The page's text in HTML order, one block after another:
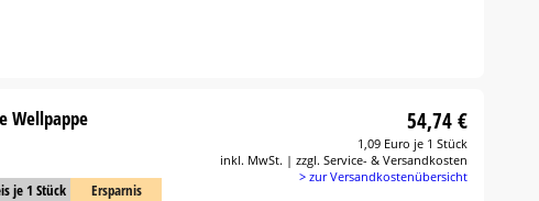
Wellpappe
je 1 Stück
Ersparnis
54,74 €
1,09 Euro je 1 Stück
inkl. MwSt. | zzgl. Service- & Versandkosten
> zur Versandkostenübersicht